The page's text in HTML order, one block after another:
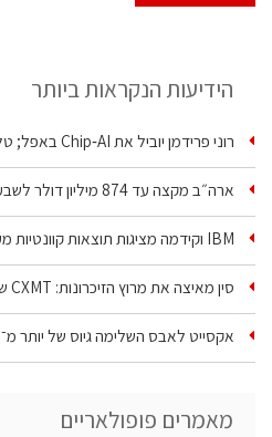
הידיעות הנקראות ביותר
רוני פרידמן יוביל את Chip‑AI באפל; טל ענבר ינהל את…
ארה״ב מקצה עד 874 מיליון דולר לשבע טכנולוגיות שבבים…
IBM וקידמה מציגות תוצאות קוונטיות מעבר ליכולת…
סין מאיצה את מרוץ הזיכרונות: CXMT שוקלת להקים מפעל…
אקסייט לאבס השלימה גיוס של יותר מ־300 מיליון דולר…
מאמרים פופולאריים